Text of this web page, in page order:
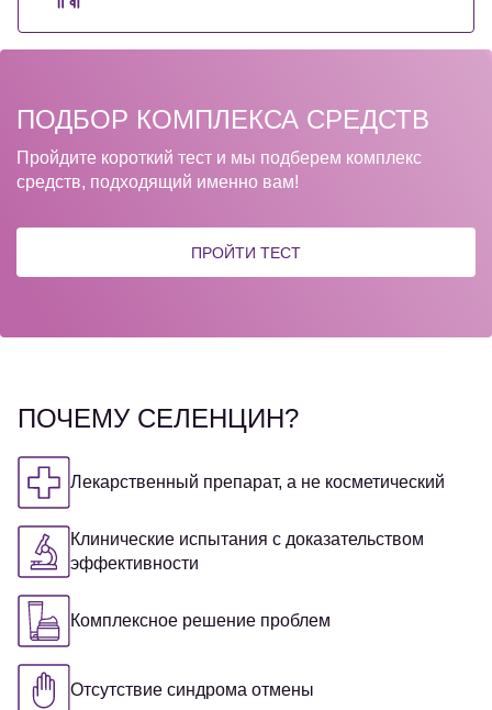
ПОДБОР КОМПЛЕКСА СРЕДСТВ
Пройдите короткий тест и мы подберем комплекс
средств, подходящий именно вам!
ПРОЙТИ ТЕСТ
ПОЧЕМУ СЕЛЕНЦИН?
Лекарственный препарат, а не косметический
Клинические испытания с доказательством
эффективности
Комплексное решение проблем
Отсутствие синдрома отмены